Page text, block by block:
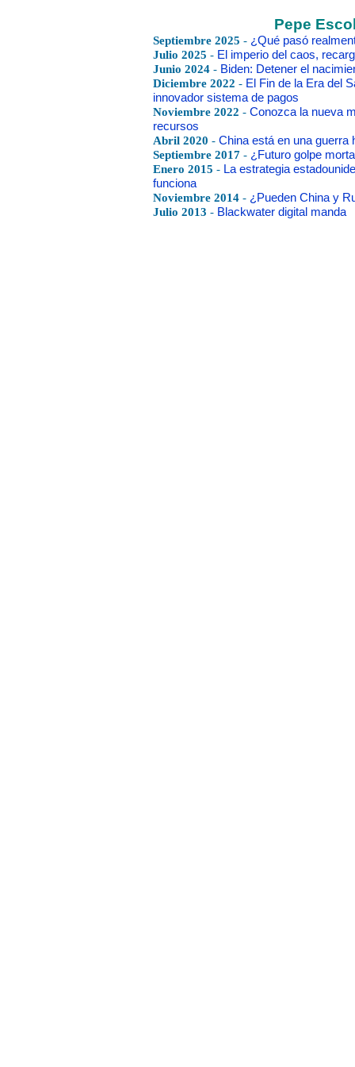
Pepe
Septiembre 2025 - ¿Qué pasó
Julio 2025 - El imperio del caos,
Junio 2024 - Biden: Detener el
Diciembre 2022 - El Fin de la Era del
innovador sistema de pagos
Noviembre 2022 - Conozca la nueva
recursos
Abril 2020 - China está en una guerra
Septiembre 2017 - ¿Futuro golpe
Enero 2015 - La estrategia
funciona
Noviembre 2014 - ¿Pueden China y
Julio 2013 - Blackwater digital manda